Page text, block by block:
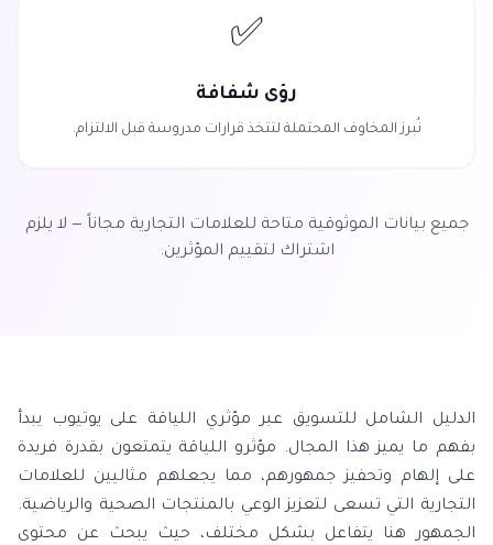
✅
رؤى شفافة
نُبرز المخاوف المحتملة لتتخذ قرارات مدروسة قبل الالتزام.
جميع بيانات الموثوقية متاحة للعلامات التجارية مجاناً — لا يلزم
اشتراك لتقييم المؤثرين.
الدليل الشامل للتسويق عبر مؤثري اللياقة على يوتيوب يبدأ
بفهم ما يميز هذا المجال. مؤثرو اللياقة يتمتعون بقدرة فريدة
على إلهام وتحفيز جمهورهم، مما يجعلهم مثاليين للعلامات
التجارية التي تسعى لتعزيز الوعي بالمنتجات الصحية والرياضية.
الجمهور هنا يتفاعل بشكل مختلف، حيث يبحث عن محتوى